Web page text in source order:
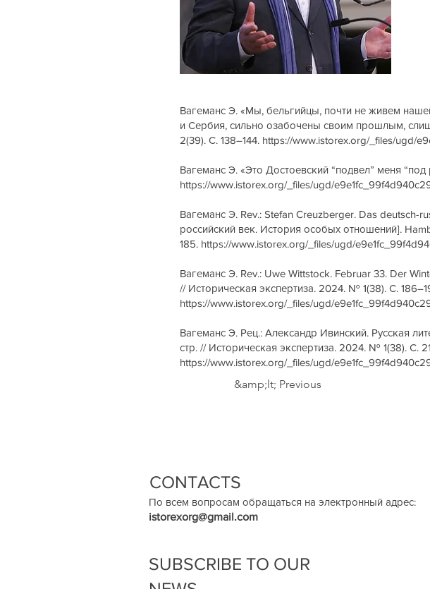
Вагеманс Э. «Мы, бельгийцы, почти не живем
и Сербия, сильно озабочены своим прошлым,
2(39). С. 138–144. https://www.istorex.org/_files/ugd/
Вагеманс Э. «Это Достоевский “подвел” меня
https://www.istorex.org/_files/ugd/
Вагеманс Э. Rev.: Stefan Creuzberger. Das deutsch-
российский век. История особых отношений].
185. https://www.istorex.org/_files/ugd/
Вагеманс Э. Rev.: Uwe Wittstock. Februar 33. Der
// Историческая экспертиза. 2024. № 1(38). С.
https://www.istorex.org/_files/ugd/
Вагеманс Э. Рец.: Александр Ивинский. Русская
стр. // Историческая экспертиза. 2024. № 1(38). С.
https://www.istorex.org/_files/ugd/
&amp;lt; Previous
CONTACTS
По всем вопросам обращаться на электронный адрес:
istorexorg@gmail.com
SUBSCRIBE TO OUR